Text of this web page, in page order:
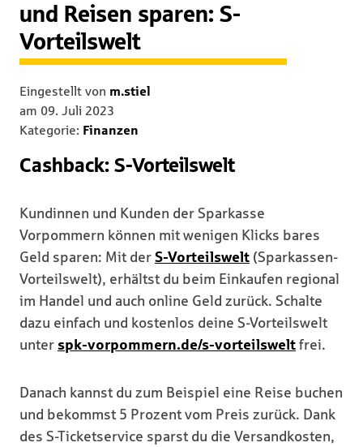
und Reisen sparen: S-
Vorteilswelt
Eingestellt von m.stiel
am 09. Juli 2023
Kategorie: Finanzen
Cashback: S-Vorteilswelt
Kundinnen und Kunden der Sparkasse
Vorpommern können mit wenigen Klicks bares
Geld sparen: Mit der S-Vorteilswelt (Sparkassen-
Vorteilswelt), erhältst du beim Einkaufen regional
im Handel und auch online Geld zurück. Schalte
dazu einfach und kostenlos deine S-Vorteilswelt
unter spk-vorpommern.de/s-vorteilswelt frei.
Danach kannst du zum Beispiel eine Reise buchen
und bekommst 5 Prozent vom Preis zurück. Dank
des S-Ticketservice sparst du die Versandkosten,